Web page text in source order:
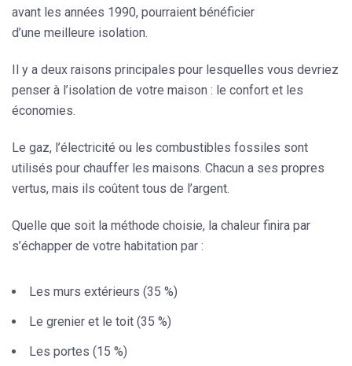
avant les années 1990, pourraient bénéficier
d’une meilleure isolation.
Il y a deux raisons principales pour lesquelles vous devriez
penser à l’isolation de votre maison : le confort et les
économies.
Le gaz, l’électricité ou les combustibles fossiles sont
utilisés pour chauffer les maisons. Chacun a ses propres
vertus, mais ils coûtent tous de l’argent.
Quelle que soit la méthode choisie, la chaleur finira par
s’échapper de votre habitation par :
Les murs extérieurs (35 %)
Le grenier et le toit (35 %)
Les portes (15 %)